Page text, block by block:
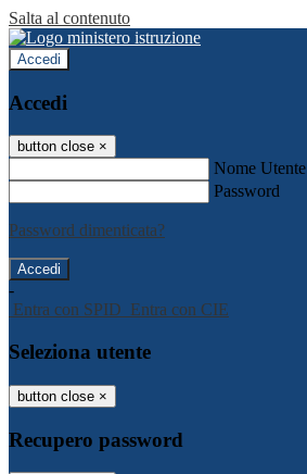
Salta al contenuto
Accedi
Accedi
button close ×
Nome Utente
Password
Password dimenticata?
-
Entra con SPID Entra con CIE
Seleziona utente
button close ×
Recupero password